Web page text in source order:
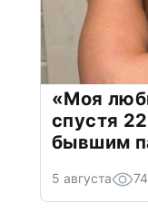
«Моя
спустя
бывшим
5 августа 74